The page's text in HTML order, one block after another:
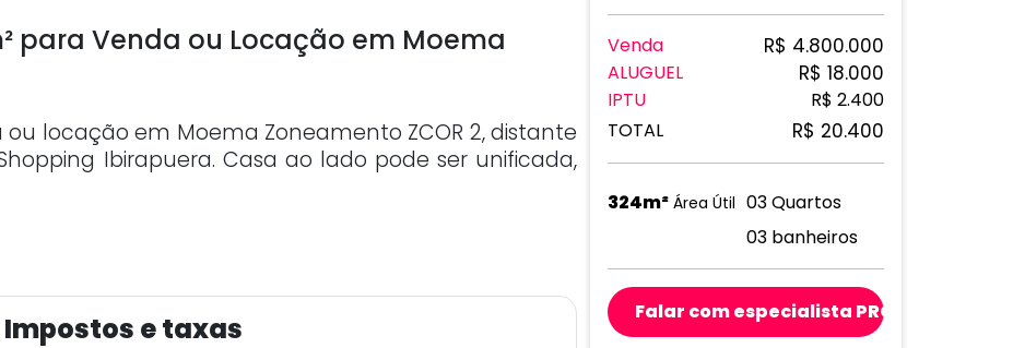
para Venda ou Locação em Moema
locação em Moema Zoneamento ZCOR 2, distante
Ibirapuera. Casa ao lado pode ser unificada,
Impostos e taxas
Venda R$ 4.800.000
ALUGUEL R$ 18.000
IPTU
R$ 2.400
TOTAL
R$ 20.400
324m² Área Útil 03 Quartos
03 banheiros
Falar com especialista PRO